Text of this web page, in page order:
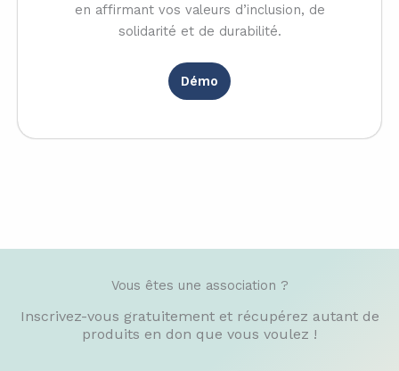
en affirmant vos valeurs d’inclusion, de
solidarité et de durabilité.
Démo
Vous êtes une association ?​
Inscrivez-vous gratuitement et récupérez autant de
produits en don que vous voulez !